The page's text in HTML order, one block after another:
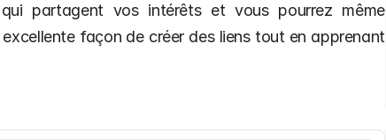
partagent vos intérêts et vous pourrez même
façon de créer des liens tout en apprenant